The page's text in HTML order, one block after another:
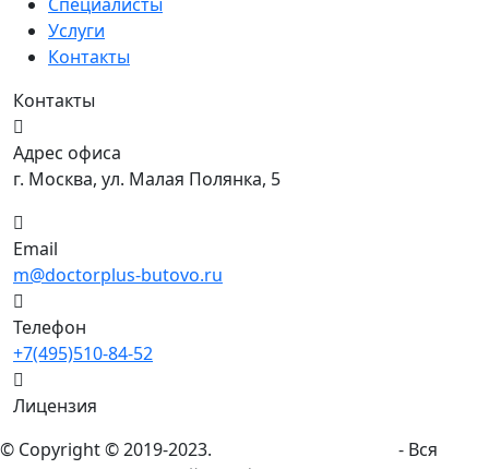
Услуги
Контакты
Контакты
Адрес офиса
г. Москва, ул. Малая Полянка, 5
Email
m@doctorplus-butovo.ru
Телефон
+7(495)510-84-52
Лицензия
© Copyright © 2019-2023.
- Вся